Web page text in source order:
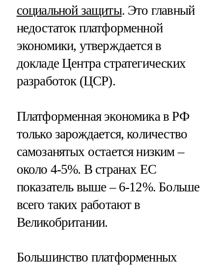
социальной защиты. Это главный
недостаток платформенной
экономики, утверждается в
докладе Центра стратегических
разработок (ЦСР).
Платформенная экономика в РФ
только зарождается, количество
самозанятых остается низким –
около 4-5%. В странах ЕС
показатель выше – 6-12%. Больше
всего таких работают в
Великобритании.
Большинство платформенных